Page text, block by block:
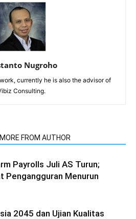
Nugroho
currently he is also the advisor of
Consulting.
MORE FROM AUTHOR
Payrolls Juli AS Turun;
Pengangguran Menurun
2045 dan Ujian Kualitas